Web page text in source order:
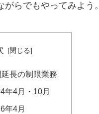
らでもやってみよう。
長の制限業務
年4月・10月
年4月